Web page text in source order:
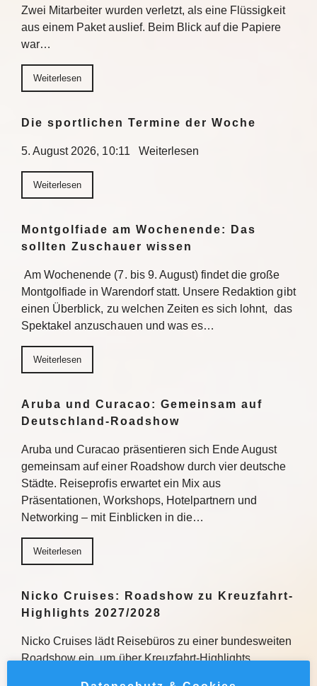
Zwei Mitarbeiter wurden verletzt, als eine Flüssigkeit
aus einem Paket auslief. Beim Blick auf die Papiere
war…
Weiterlesen
Die sportlichen Termine der Woche
5. August 2026, 10:11 Weiterlesen
Weiterlesen
Montgolfiade am Wochenende: Das
sollten Zuschauer wissen
Am Wochenende (7. bis 9. August) findet die große
Montgolfiade in Warendorf statt. Unsere Redaktion gibt
einen Überblick, zu welchen Zeiten es sich lohnt, das
Spektakel anzuschauen und was es…
Weiterlesen
Aruba und Curacao: Gemeinsam auf
Deutschland-Roadshow
Aruba und Curacao präsentieren sich Ende August
gemeinsam auf einer Roadshow durch vier deutsche
Städte. Reiseprofis erwartet ein Mix aus
Präsentationen, Workshops, Hotelpartnern und
Networking – mit Einblicken in die…
Weiterlesen
Nicko Cruises: Roadshow zu Kreuzfahrt-
Highlights 2027/2028
Nicko Cruises lädt Reisebüros zu einer bundesweiten
Roadshow ein, um über Kreuzfahrt-Highlights